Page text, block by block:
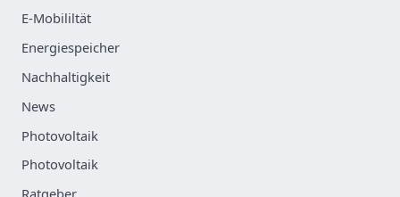
E-Mobililtät
Energiespeicher
Nachhaltigkeit
News
Photovoltaik
Photovoltaik